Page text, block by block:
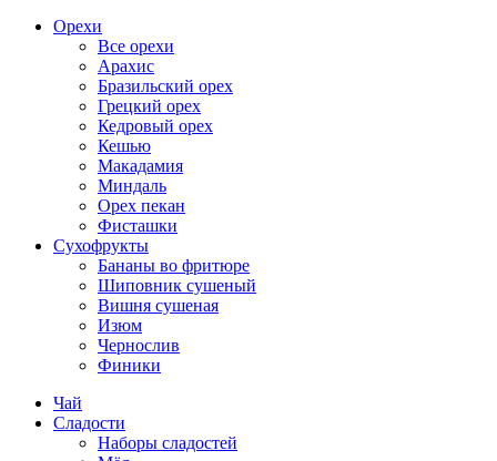
Орехи
Все орехи
Арахис
Бразильский орех
Грецкий орех
Кедровый орех
Кешью
Макадамия
Миндаль
Орех пекан
Фисташки
Сухофрукты
Бананы во фритюре
Шиповник сушеный
Вишня сушеная
Изюм
Чернослив
Финики
Чай
Сладости
Наборы сладостей